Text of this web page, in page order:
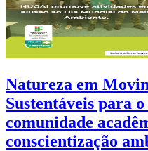
Natureza em
Sustentáveis para
comunidade
conscientização